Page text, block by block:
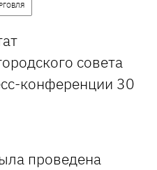
совета
конференции 30
проведена